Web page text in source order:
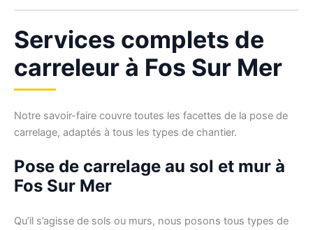
Services complets de
carreleur à Fos Sur Mer
Notre savoir-faire couvre toutes les facettes de la pose de
carrelage, adaptés à tous les types de chantier.
Pose de carrelage au sol et mur à
Fos Sur Mer
Qu’il s’agisse de sols ou murs, nous posons tous types de